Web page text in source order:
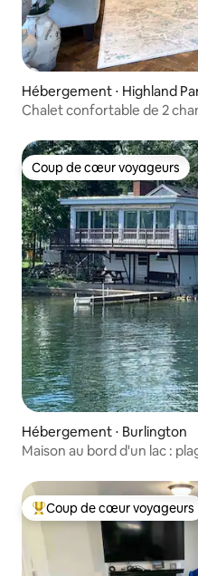
Hébergement ⋅ Highland
Chalet confortable de 2
Coup de cœur voyageurs
Coup de cœur voyageurs
Hébergement ⋅ Burlington
Maison au bord d'un lac :
Coups de cœur voyageurs
Coup de cœur voyageurs